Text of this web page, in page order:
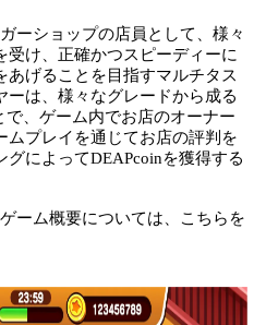
ーショップの店員として、様々
受け、正確かつスピーディーに
げることを目指すマルチタス
ーは、様々なグレードから成る
、ゲーム内でお店のオーナー
ムプレイを通じてお店の評判を
によってDEAPcoinを獲得する
ゲーム概要については、こちらを